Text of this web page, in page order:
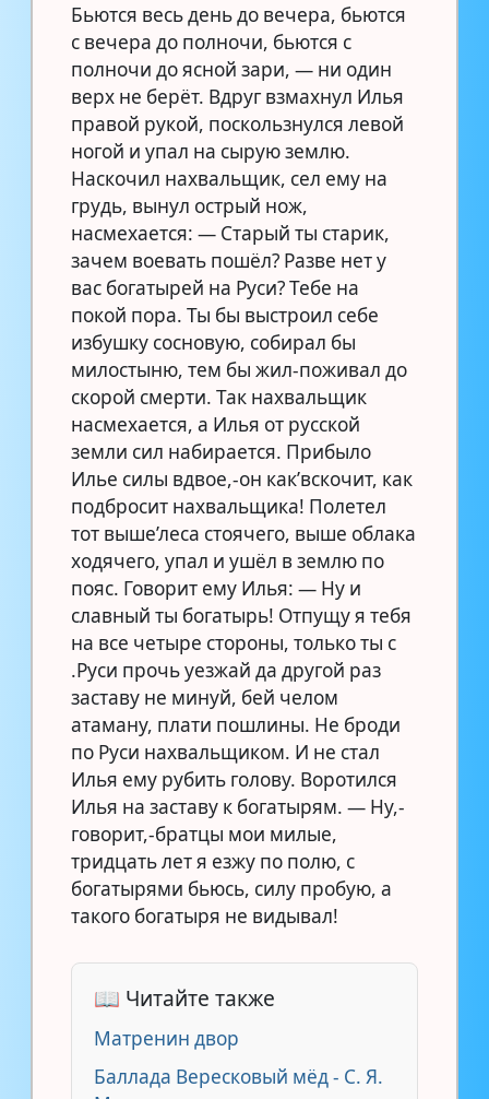
Бьются весь день до вечера, бьются
с вечера до полночи, бьются с
полночи до ясной зари, — ни один
верх не берёт. Вдруг взмахнул Илья
правой рукой, поскользнулся левой
ногой и упал на сырую землю.
Наскочил нахвальщик, сел ему на
грудь, вынул острый нож,
насмехается: — Старый ты старик,
зачем воевать пошёл? Разве нет у
вас богатырей на Руси? Тебе на
покой пора. Ты бы выстроил себе
избушку сосновую, собирал бы
милостыню, тем бы жил-поживал до
скорой смерти. Так нахвальщик
насмехается, а Илья от русской
земли сил набирается. Прибыло
Илье силы вдвое,-он как’вскочит, как
подбросит нахвальщика! Полетел
тот выше’леса стоячего, выше облака
ходячего, упал и ушёл в землю по
пояс. Говорит ему Илья: — Ну и
славный ты богатырь! Отпущу я тебя
на все четыре стороны, только ты с
.Руси прочь уезжай да другой раз
заставу не минуй, бей челом
атаману, плати пошлины. Не броди
по Руси нахвальщиком. И не стал
Илья ему рубить голову. Воротился
Илья на заставу к богатырям. — Ну,-
говорит,-братцы мои милые,
тридцать лет я езжу по полю, с
богатырями бьюсь, силу пробую, а
такого богатыря не видывал!
📖 Читайте также
Матренин двор
Баллада Вересковый мёд - С. Я.